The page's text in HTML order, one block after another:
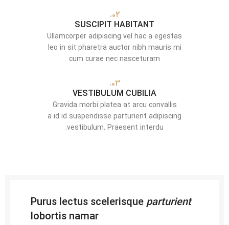
02.
SUSCIPIT HABITANT
Ullamcorper adipiscing vel hac a egestas
leo in sit pharetra auctor nibh mauris mi
cum curae nec nasceturam
03.
VESTIBULUM CUBILIA
Gravida morbi platea at arcu convallis
a id id suspendisse parturient adipiscing
vestibulum. Praesent interdu.
Purus lectus scelerisqueparturient
lobortis namar